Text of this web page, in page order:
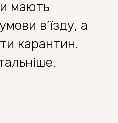
мають
в’їзду, а
карантин.